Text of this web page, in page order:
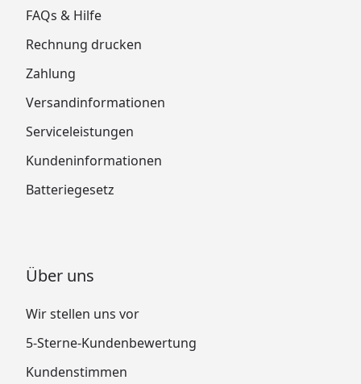
FAQs & Hilfe
Rechnung drucken
Zahlung
Versandinformationen
Serviceleistungen
Kundeninformationen
Batteriegesetz
Über uns
Wir stellen uns vor
5-Sterne-Kundenbewertung
Kundenstimmen